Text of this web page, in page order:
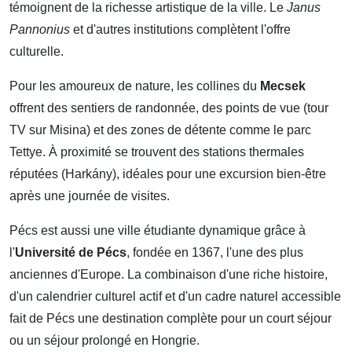
témoignent de la richesse artistique de la ville. Le Janus
Pannonius et d'autres institutions complètent l'offre
culturelle.
Pour les amoureux de nature, les collines du Mecsek
offrent des sentiers de randonnée, des points de vue (tour
TV sur Misina) et des zones de détente comme le parc
Tettye. À proximité se trouvent des stations thermales
réputées (Harkány), idéales pour une excursion bien-être
après une journée de visites.
Pécs est aussi une ville étudiante dynamique grâce à
l'Université de Pécs, fondée en 1367, l'une des plus
anciennes d'Europe. La combinaison d'une riche histoire,
d'un calendrier culturel actif et d'un cadre naturel accessible
fait de Pécs une destination complète pour un court séjour
ou un séjour prolongé en Hongrie.